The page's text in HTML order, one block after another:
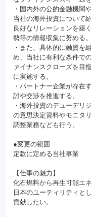
・国内外の公的金融機関
当社の海外投資について
良好なリレーションを築
勢等の情報収集に努める。
・また、具体的に融資を
め、当社に有利な条件で
ァイナンスクローズを目
に実施する。
・パートナー企業が存在
討や交渉を推進する。
・海外投資のデューデリ
の意思決定資料やモニタ
調整業務なども行う。
●変更の範囲
定款に定める当社事業
【仕事の魅力】
化石燃料から再生可能エ
日本のユーティリティと
貢献したい。